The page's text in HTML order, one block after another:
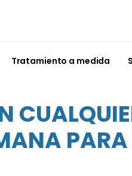
Tratamiento a medida
PARA